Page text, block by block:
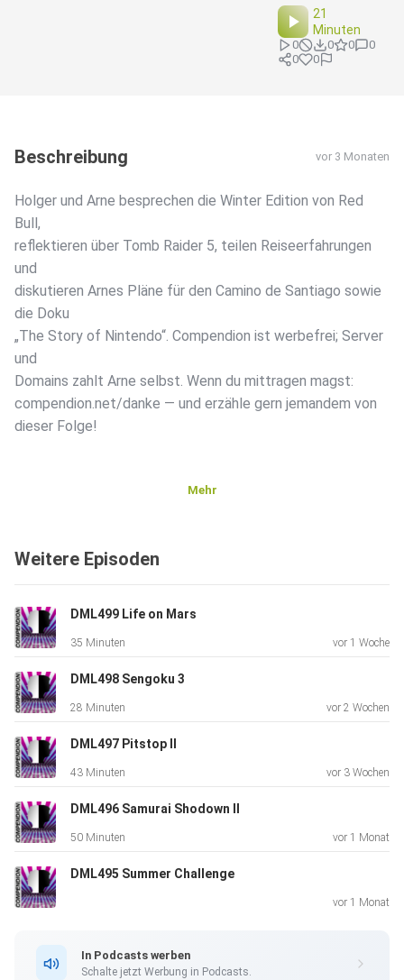
21
Minuten
0 0 0
0
0
0
Beschreibung vor 3 Monaten
Holger und Arne besprechen die Winter Edition von Red
Bull,
reflektieren über Tomb Raider 5, teilen Reiseerfahrungen
und
diskutieren Arnes Pläne für den Camino de Santiago sowie
die Doku
„The Story of Nintendo“. Compendion ist werbefrei; Server
und
Domains zahlt Arne selbst. Wenn du mittragen magst:
compendion.net/danke — und erzähle gern jemandem von
dieser Folge!
Mehr
Weitere Episoden
DML499 Life on Mars
35 Minuten vor 1 Woche
DML498 Sengoku 3
28 Minuten vor 2 Wochen
DML497 Pitstop II
43 Minuten vor 3 Wochen
DML496 Samurai Shodown II
50 Minuten vor 1 Monat
DML495 Summer Challenge
vor 1 Monat
In Podcasts werben
Schalte jetzt Werbung in Podcasts.